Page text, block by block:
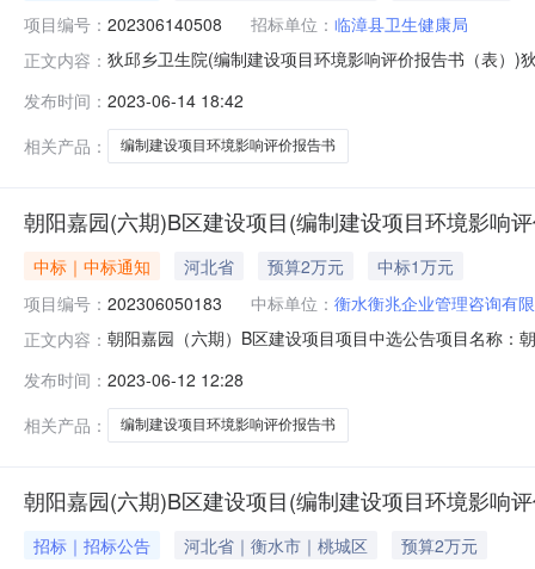
项目编号： 202306140508 招标单位： 临漳县卫生健康局
正文内容： 狄邱乡卫生院(编制建设项目环境影响评价报告书（表）)
高限价15000元二、竞选时间：见下方附件“竞选规则”
机构，可参与相应资质
发布时间： 2023-06-14 18:42
相关产品：
编制建设项目环境影响评价报告书
朝阳嘉园(六期)B区建设项目(编制建设项目环境影响
中标｜中标通知 河北省 预算2万元
中标1万元
项目编号： 202306050183 中标单位： 衡水衡兆企业管理咨询有
正文内容： 朝阳嘉园（六期）B区建设项目项目中选公告项目名称：
年06月05日15:12:14备注：竞选规则序号项目编号项目
发布时间： 2023-06-12 12:28
相关产品：
编制建设项目环境影响评价报告书
朝阳嘉园(六期)B区建设项目(编制建设项目环境影响
招标｜招标公告 河北省｜衡水市｜桃城区
预算2万元